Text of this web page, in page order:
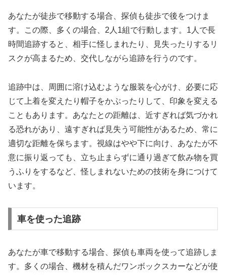
あなたが徒歩で移動する場合、探偵も徒歩で後をつけま
す。この際、多くの場合、2人1組で行動します。1人で長
時間追跡すると、相手に怪しまれたり、見失ったりするリ
スクが高まるため、交代しながら追跡を行うのです。
追跡中は、周囲に溶け込むような服装を心がけ、必要に応
じて上着を変えたり帽子をかぶったりして、印象を変える
こともあります。あなたとの距離は、近すぎれば気づかれ
る恐れがあり、遠すぎれば見失う可能性があるため、常に
適切な距離を保ちます。視線はやや下に向け、あなたが不
意に振り返っても、立ち止まらずに通り過ぎて飲み物を買
うふりをするなど、怪しまれないための技術を身につけて
います。
車を使った追跡
あなたが車で移動する場合、探偵も車両を使って追跡しま
す。多くの場合、機材を積んだワンボックスカーなどが使